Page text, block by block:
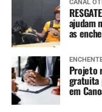
CANAL
ajudam
as
Projeto
gratuita
em